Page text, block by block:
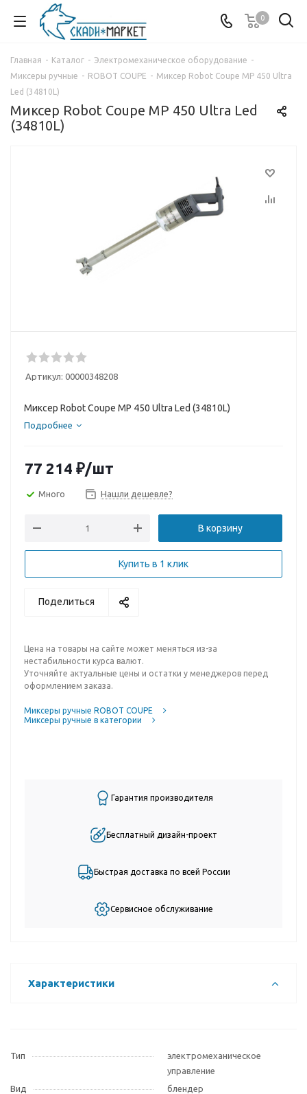
0
Главная - Каталог - Электромеханическое оборудование -
Миксеры ручные - ROBOT COUPE - Миксер Robot Coupe MP 450 Ultra
Led (34810L)
Миксер Robot Coupe MP 450 Ultra Led
(34810L)
Артикул: 00000348208
Миксер Robot Coupe MP 450 Ultra Led (34810L)
Подробнее
77 214 ₽/шт
Много Нашли дешевле?
В корзину
Купить в 1 клик
Поделиться
Цена на товары на сайте может меняться из-за
нестабильности курса валют.
Уточняйте актуальные цены и остатки у менеджеров перед
оформлением заказа.
Миксеры ручные ROBOT COUPE
Миксеры ручные в категории
Гарантия производителя
Бесплатный дизайн-проект
Быстрая доставка по всей России
Сервисное обслуживание
Характеристики
Тип
электромеханическое
управление
Вид
блендер